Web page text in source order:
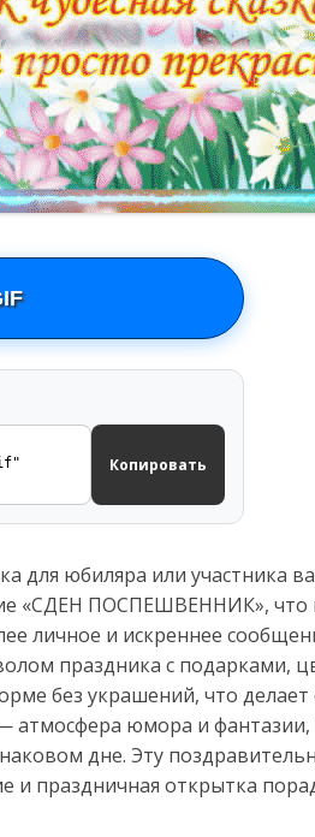
Копировать
для юбиляра или участника
«СДЕН ПОСПЕШВЕННИК», что
личное и искреннее
праздника с подарками,
без украшений, что
атмосфера юмора и фантазии,
дне. Эту
и праздничная открытка